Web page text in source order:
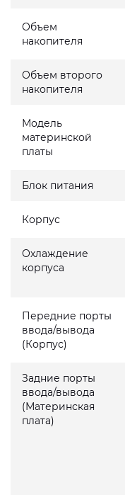
Объем
накопителя
Объем второго
накопителя
Модель
материнской
платы
Блок питания
Корпус
Охлаждение
корпуса
Передние порты
ввода/вывода
(Корпус)
Задние порты
ввода/вывода
(Материнская
плата)